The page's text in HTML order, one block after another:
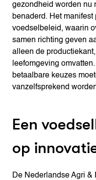
gezondheid worden nu
benaderd. Het
voedselbeleid, waarin
samen richting geven
alleen de
leefomgeving
betaalbare keuzes
vanzelfsprekend
Een
op
De Nederlandse Agri &